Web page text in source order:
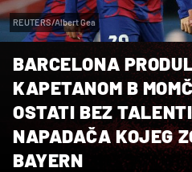
REUTERS/Albert Gea
BARCELONA
KAPETANOM B
OSTATI BEZ
NAPADAČA KOJEG
BAYERN